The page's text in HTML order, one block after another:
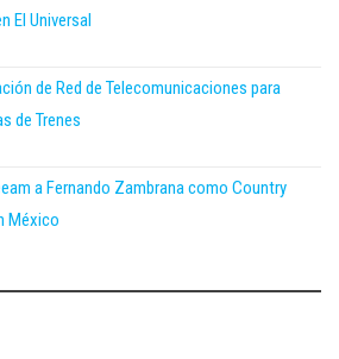
El Universal
de Red de Telecomunicaciones para
de Trenes
a Fernando Zambrana como Country
México